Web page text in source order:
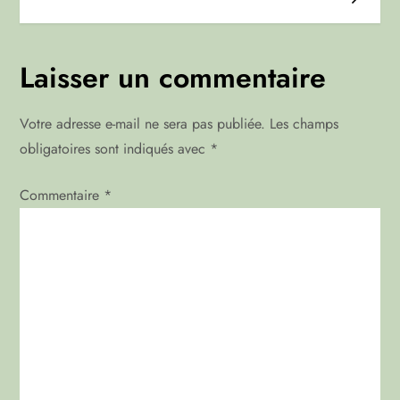
i
g
a
t
i
Laisser un commentaire
Votre adresse e-mail ne sera pas publiée. Les champs
obligatoires sont indiqués avec *
Commentaire *